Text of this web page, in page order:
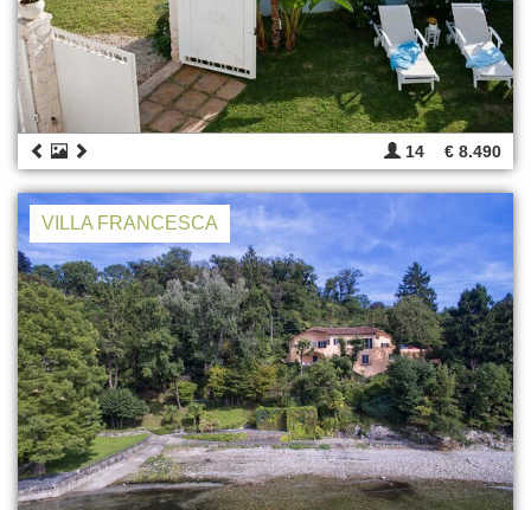
14 € 8.490
VILLA FRANCESCA